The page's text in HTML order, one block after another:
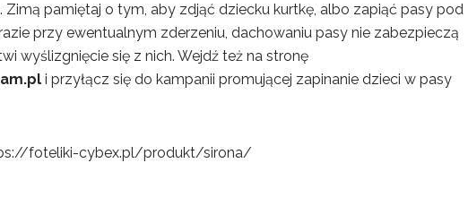
Zimą pamiętaj o tym, aby zdjąć dziecku kurtkę, albo zapiąć pasy pod
przy ewentualnym zderzeniu, dachowaniu pasy nie zabezpieczą
wyślizgnięcie się z nich. Wejdź też na stronę
i przyłącz się do kampanii promującej zapinanie dzieci w pasy
foteliki-cybex.pl/produkt/sirona/